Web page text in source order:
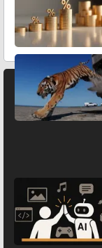
Выбор